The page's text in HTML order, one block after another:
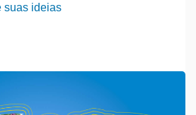
suas ideias